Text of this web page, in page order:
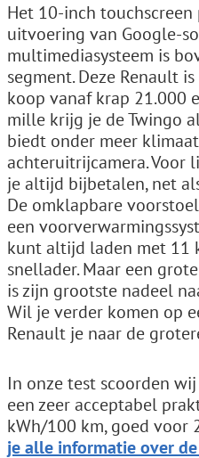
Het 10-inch
uitvoering van Google-
multimediasysteem is
segment. Deze Renault
koop vanaf krap 21.000
mille krijg je de Twingo
biedt onder meer
achteruitrijcamera. Voor
je altijd bijbetalen, net
De omklapbare
een
kunt altijd laden met 11
snellader. Maar een
is zijn grootste nadeel
Wil je verder komen op
Renault je naar de
In onze test scoorden
een zeer acceptabel
kWh/100 km, goed voor
je alle informatie over